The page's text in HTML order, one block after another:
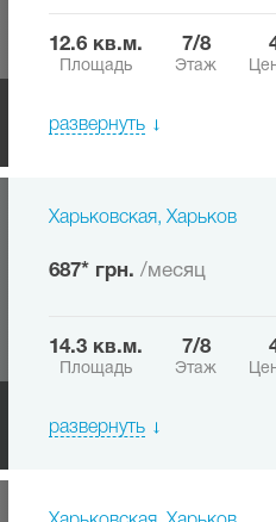
12.6 кв.м.
Площадь
7/8
Этаж
развернуть
Харьковская, Харьков
687* грн. /месяц
14.3 кв.м.
Площадь
7/8
Этаж
развернуть